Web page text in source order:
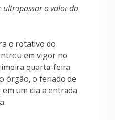
ultrapassar o valor da
o rotativo do
em vigor no
quarta-feira
órgão, o feriado de
em um dia a entrada